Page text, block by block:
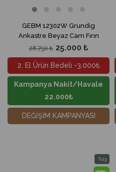
GEBM 12302W Grundig
Ankastre Beyaz Cam Fırın
25.000 ₺
28.750 ₺
2. El Ürün Bedeli -3.000₺
Kampanya Nakit/Havale
22.000₺
DEĞİŞİM KAMPANYASI
%13
İndirim